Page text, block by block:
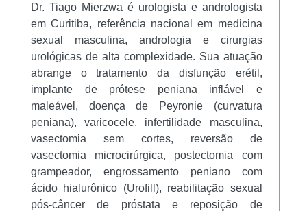
Dr. Tiago Mierzwa é urologista e andrologista
em Curitiba, referência nacional em medicina
sexual masculina, andrologia e cirurgias
urológicas de alta complexidade. Sua atuação
abrange o tratamento da disfunção erétil,
implante de prótese peniana inflável e
maleável, doença de Peyronie (curvatura
peniana), varicocele, infertilidade masculina,
vasectomia sem cortes, reversão de
vasectomia microcirúrgica, postectomia com
grampeador, engrossamento peniano com
ácido hialurônico (Urofill), reabilitação sexual
pós-câncer de próstata e reposição de